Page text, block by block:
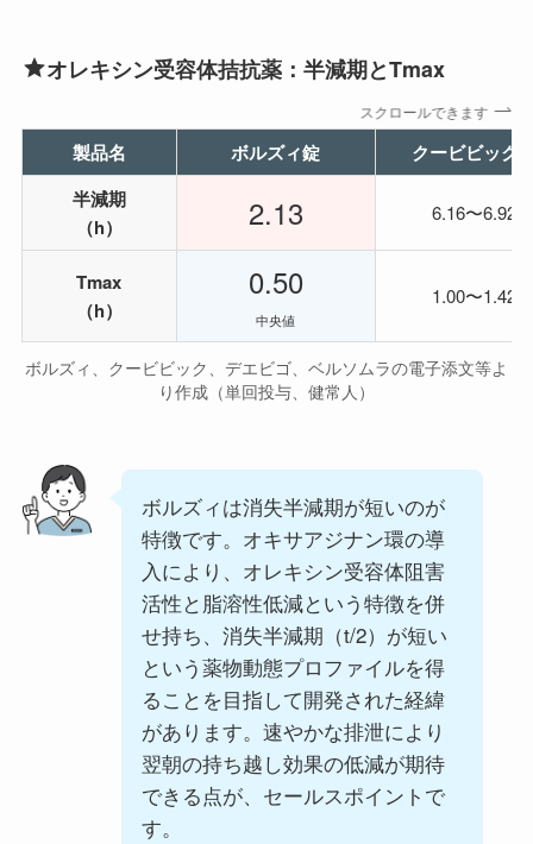
オレキシン受容体拮抗薬：半減期とTmax
スクロールできます
製品名 ボルズィ錠
クービビック
半減期
（h）
2.13 6.16〜6.92
Tmax
（h）
0.50
中央値
1.00〜1.42
ボルズィ、クービビック、デエビゴ、ベルソムラの電子添文等よ
り作成（単回投与、健常人）
ボルズィは消失半減期が短いのが
特徴です。オキサアジナン環の導
入により、オレキシン受容体阻害
活性と脂溶性低減という特徴を併
せ持ち、消失半減期（t/2）が短い
という薬物動態プロファイルを得
ることを目指して開発された経緯
があります。速やかな排泄により
翌朝の持ち越し効果の低減が期待
できる点が、セールスポイントで
す。